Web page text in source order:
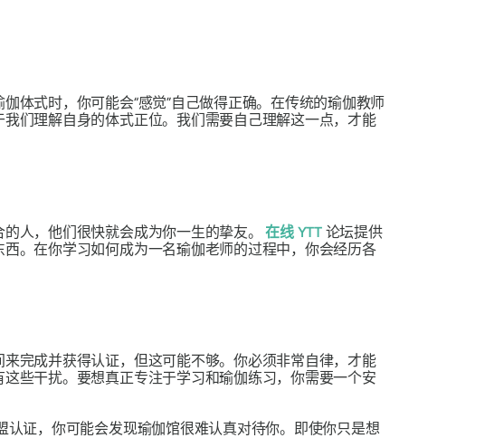
体式时，你可能会“感觉”自己做得正确。在传统的瑜伽教师
们理解自身的体式正位。我们需要自己理解这一点，才能
人，他们很快就会成为你一生的挚友。在线 YTT 论坛提供
。在你学习如何成为一名瑜伽老师的过程中，你会经历各
完成并获得认证，但这可能不够。你必须非常自律，才能
些干扰。要想真正专注于学习和瑜伽练习，你需要一个安
认证，你可能会发现瑜伽馆很难认真对待你。即使你只是想